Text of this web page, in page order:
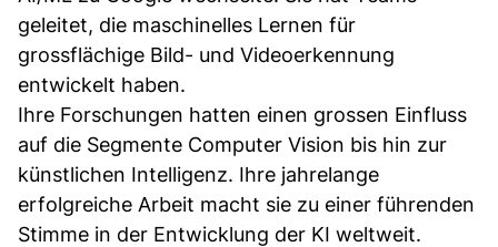
geleitet, die maschinelles Lernen für
grossflächige Bild- und Videoerkennung
entwickelt haben.
Ihre Forschungen hatten einen grossen Einfluss
auf die Segmente Computer Vision bis hin zur
künstlichen Intelligenz. Ihre jahrelange
erfolgreiche Arbeit macht sie zu einer führenden
Stimme in der Entwicklung der KI weltweit.